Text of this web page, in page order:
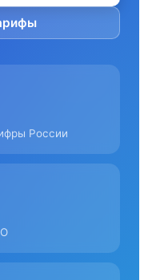
России